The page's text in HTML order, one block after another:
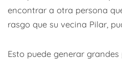
encontrar a otra persona
rasgo que su vecina Pilar,
Esto puede generar